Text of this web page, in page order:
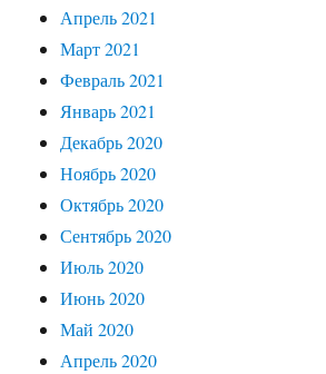
Апрель 2021
Март 2021
Февраль 2021
Январь 2021
Декабрь 2020
Ноябрь 2020
Октябрь 2020
Сентябрь 2020
Июль 2020
Июнь 2020
Май 2020
Апрель 2020